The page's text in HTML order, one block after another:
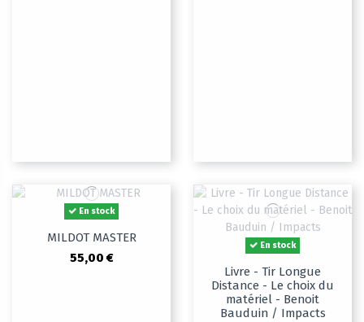
En stock
MILDOT MASTER
55,00 €
En stock
Livre - Tir Longue
Distance - Le choix du
matériel - Benoit
Bauduin / Impacts